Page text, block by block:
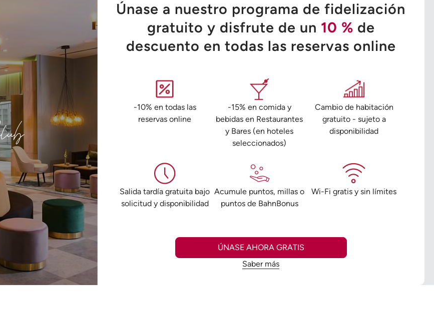
Únase a nuestro programa de fidelización
gratuito y disfrute de un 10 % de
descuento en todas las reservas online
-10% en todas las
reservas online
-15% en comida y
bebidas en Restaurantes
y Bares (en hoteles
seleccionados)
Cambio de habitación
gratuito - sujeto a
disponibilidad
Salida tardía gratuita bajo
solicitud y disponibilidad
Acumule puntos, millas o
puntos de BahnBonus
Wi-Fi gratis y sin límites
ÚNASE AHORA GRATIS
Saber más